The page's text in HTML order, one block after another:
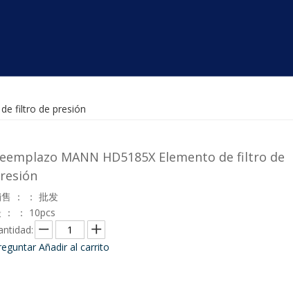
filtro de presión
MANN HD5185X Elemento de filtro de
： ： 批发
： ： 10pcs
Añadir al carrito